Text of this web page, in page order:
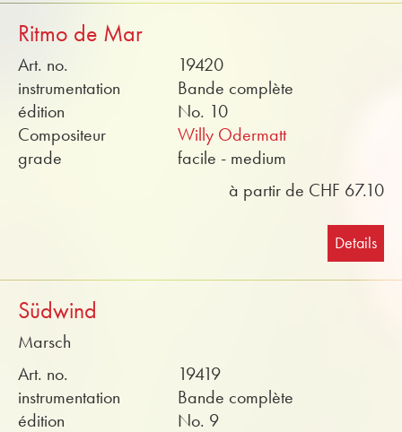
Ritmo de Mar
Art. no.
19420
instrumentation
Bande complète
édition
No. 10
Compositeur
Willy Odermatt
grade
facile - medium
à partir de CHF 67.10
Details
Südwind
Marsch
Art. no.
19419
instrumentation
Bande complète
édition
No. 9